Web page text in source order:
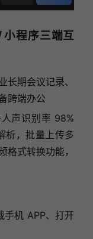
小程序三端互
长期会议记录、
跨端办公
声识别率 98%
析，批量上传多
格式转换功能，
手机 APP、打开